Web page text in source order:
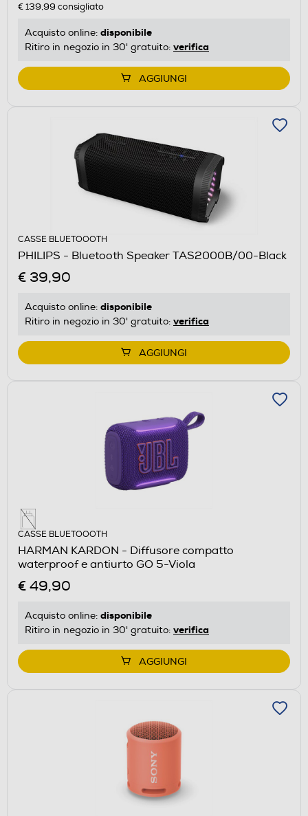
€ 139,99 consigliato
Acquisto online: disponibile
Ritiro in negozio in 30' gratuito: verifica
AGGIUNGI
CASSE BLUETOOOTH
PHILIPS - Bluetooth Speaker TAS2000B/00-Black
€ 39,90
Acquisto online: disponibile
Ritiro in negozio in 30' gratuito: verifica
AGGIUNGI
CASSE BLUETOOOTH
HARMAN KARDON - Diffusore compatto
waterproof e antiurto GO 5-Viola
€ 49,90
Acquisto online: disponibile
Ritiro in negozio in 30' gratuito: verifica
AGGIUNGI